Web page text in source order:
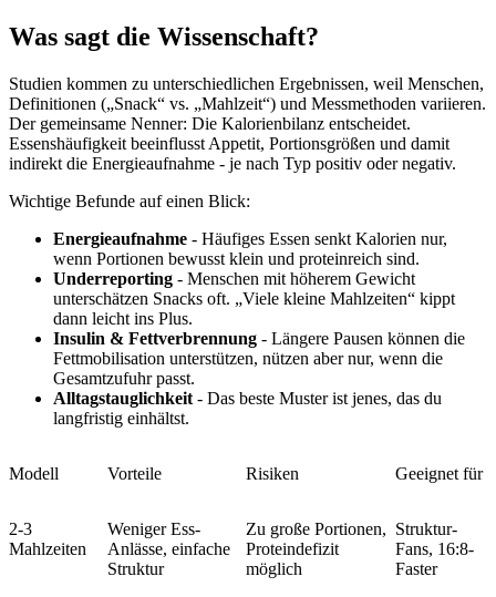
Was sagt die Wissenschaft?
Studien kommen zu unterschiedlichen Ergebnissen, weil Menschen,
Definitionen („Snack“ vs. „Mahlzeit“) und Messmethoden variieren.
Der gemeinsame Nenner: Die Kalorienbilanz entscheidet.
Essenshäufigkeit beeinflusst Appetit, Portionsgrößen und damit
indirekt die Energieaufnahme - je nach Typ positiv oder negativ.
Wichtige Befunde auf einen Blick:
Energieaufnahme - Häufiges Essen senkt Kalorien nur,
wenn Portionen bewusst klein und proteinreich sind.
Underreporting - Menschen mit höherem Gewicht
unterschätzen Snacks oft. „Viele kleine Mahlzeiten“ kippt
dann leicht ins Plus.
Insulin & Fettverbrennung - Längere Pausen können die
Fettmobilisation unterstützen, nützen aber nur, wenn die
Gesamtzufuhr passt.
Alltagstauglichkeit - Das beste Muster ist jenes, das du
langfristig einhältst.
Modell Vorteile Risiken Geeignet für
2-3
Mahlzeiten
Weniger Ess-
Anlässe, einfache
Struktur
Zu große Portionen,
Proteindefizit
möglich
Struktur-
Fans, 16:8-
Faster